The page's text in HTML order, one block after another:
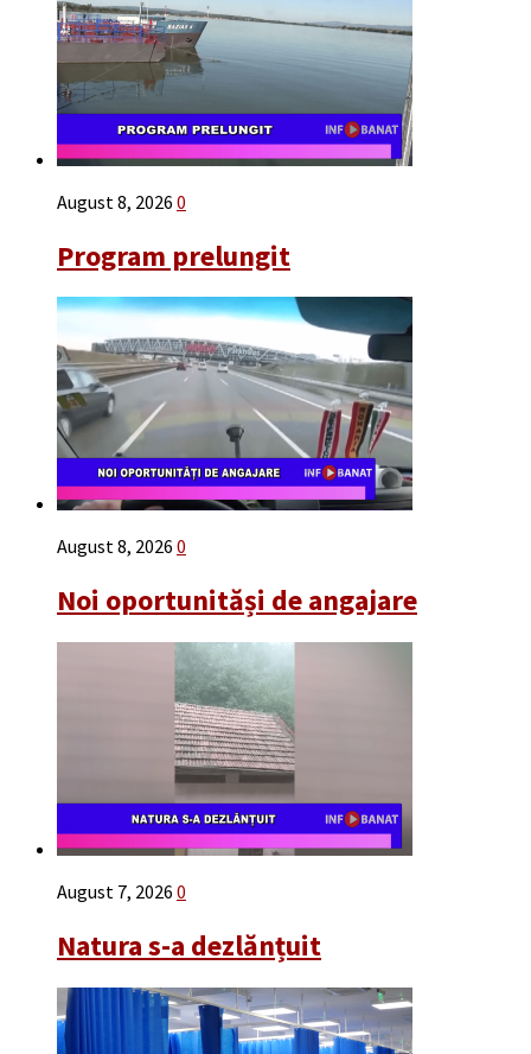
August 8, 2026 0
Program prelungit
August 8, 2026 0
Noi oportunităși de angajare
August 7, 2026 0
Natura s-a dezlănțuit